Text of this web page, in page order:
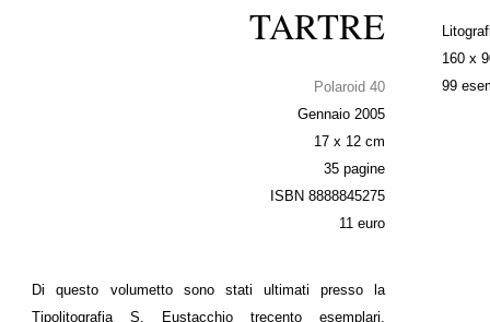
TARTRE
Polaroid 40
Gennaio 2005
17 x 12 cm
35 pagine
ISBN 8888845275
11 euro
Di questo volumetto sono stati ultimati presso la
Tipolitografia S. Eustacchio trecento esemplari,
160 x
99